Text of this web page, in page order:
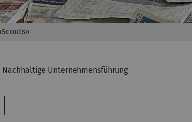
Unternehmensführung